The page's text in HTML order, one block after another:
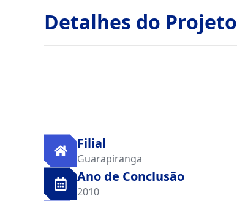
Detalhes do Projeto
Filial
Guarapiranga
Ano de Conclusão
2010